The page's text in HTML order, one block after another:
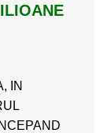
IN